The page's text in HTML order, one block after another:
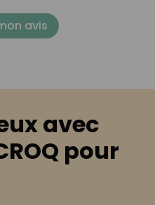
avis
avec
pour